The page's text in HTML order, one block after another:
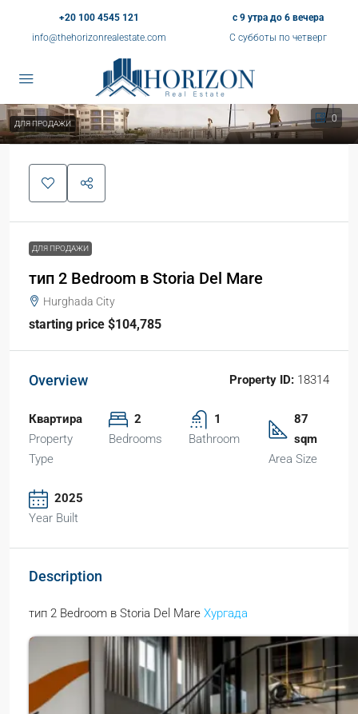
+20 100 4545 121
info@thehorizonrealestate.com
с 9 утра до 6 вечера
С субботы по четверг
0
ДЛЯ ПРОДАЖИ
ДЛЯ ПРОДАЖИ
тип 2 Bedroom в Storia Del Mare
Hurghada City
starting price $104,785
Overview Property ID: 18314
Квартира
Property
Type
2
Bedrooms
1
Bathroom
87
sqm
Area Size
2025
Year Built
Description
тип 2 Bedroom в Storia Del Mare Хургада